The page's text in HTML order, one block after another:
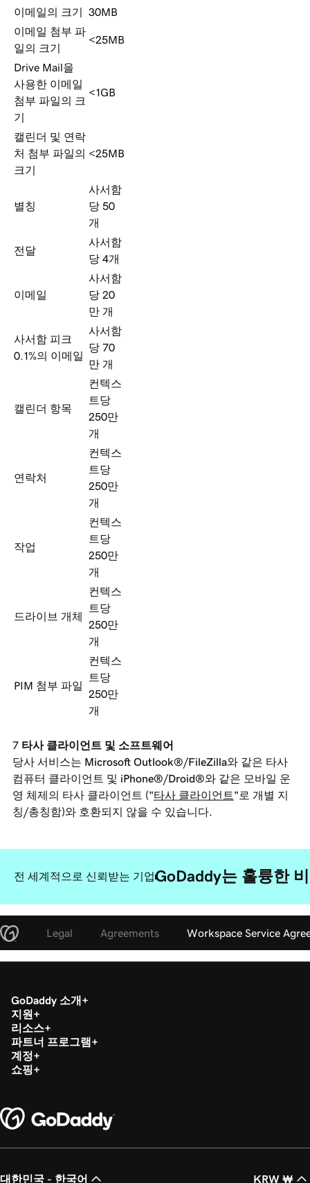
이메일의 크기
30MB
이메일 첨부 파
일의 크기
<25MB
Drive Mail을
사용한 이메일
첨부 파일의 크
기
<1GB
캘린더 및 연락
처 첨부 파일의
크기
<25MB
별칭
사서함
당 50
개
전달
사서함
당 4개
이메일
사서함
당 20
만 개
사서함 피크
0.1%의 이메일
사서함
당 70
만 개
캘린더 항목
컨텍스
트당
250만
개
연락처
컨텍스
트당
250만
개
작업
컨텍스
트당
250만
개
드라이브 개체
컨텍스
트당
250만
개
PIM 첨부 파일
컨텍스
트당
250만
개
타사 클라이언트 및 소프트웨어
당사 서비스는 Microsoft Outlook®/FileZilla와 같은 타사
컴퓨터 클라이언트 및 iPhone®/Droid®와 같은 모바일 운
영 체제의 타사 클라이언트 ("타사 클라이언트"로 개별 지
칭/총칭함)와 호환되지 않을 수 있습니다.
전 세계적으로 신뢰받는 기업GoDaddy는 훌륭한
Legal Agreements Workspace Service
GoDaddy 소개
지원
리소스
파트너 프로그램
계정
쇼핑
대한민국 - 한국어 KRW ₩